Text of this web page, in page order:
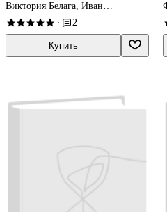
Виктория Белага, Иван
Ломаченков, Юрий Панебратцев
· 2
Купить